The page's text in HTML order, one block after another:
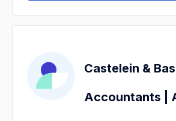
Castelein &
Accountants |